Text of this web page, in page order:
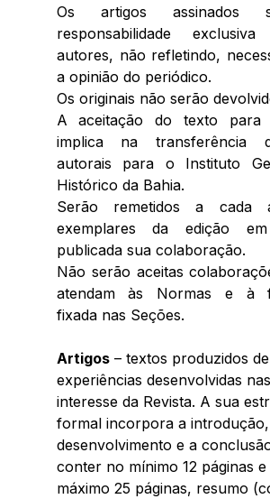
Os artigos assinados
responsabilidade
autores, não refletindo,
a opinião do periódico.
Os originais não serão
A aceitação do texto para
implica na transferência
autorais para o Instituto
Histórico da Bahia.
Serão remetidos a cada
exemplares da edição
publicada sua colaboração.
Não serão aceitas
atendam às Normas e à
fixada nas Seções.
Artigos – textos produzidos de
experiências desenvolvidas
interesse da Revista. A sua
formal incorpora a
desenvolvimento e a
conter no mínimo 12 páginas e
máximo 25 páginas, resumo